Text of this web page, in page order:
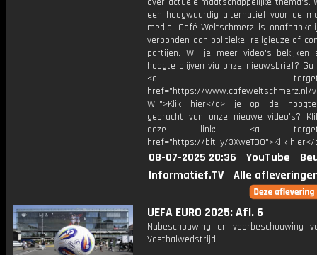
een hoogwaardig alternatief voor de
media. Café Weltschmerz is
verbonden aan politieke, religieuze of
partijen. Wil je meer video's bekijken
hoogte blijven via onze nieuwsbrief? Ga
<a
href="https://www.cafeweltschmerz.nl/
Wil">Klik hier</a> je op de
gebracht van onze nieuwe video's?
deze link: <a
href="https://bit.ly/3XweTO0">Klik hier</
08-07-2025 20:36 YouTube
Informatief.TV
Alle
UEFA EURO 2025: Afl. 6
Nabeschouwing en voorbeschouwing
Voetbalwedstrijd.